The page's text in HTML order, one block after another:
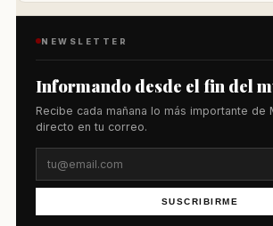
NEWSLETTER
Informando desde el fin del
Recibe cada mañana lo más importante de
directo en tu correo.
SUSCRIBIRME